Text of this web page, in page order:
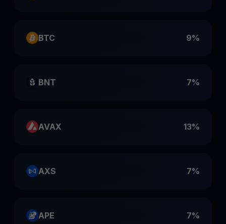
BTC 9%
BNT 7%
AVAX 13%
AXS 7%
APE 7%